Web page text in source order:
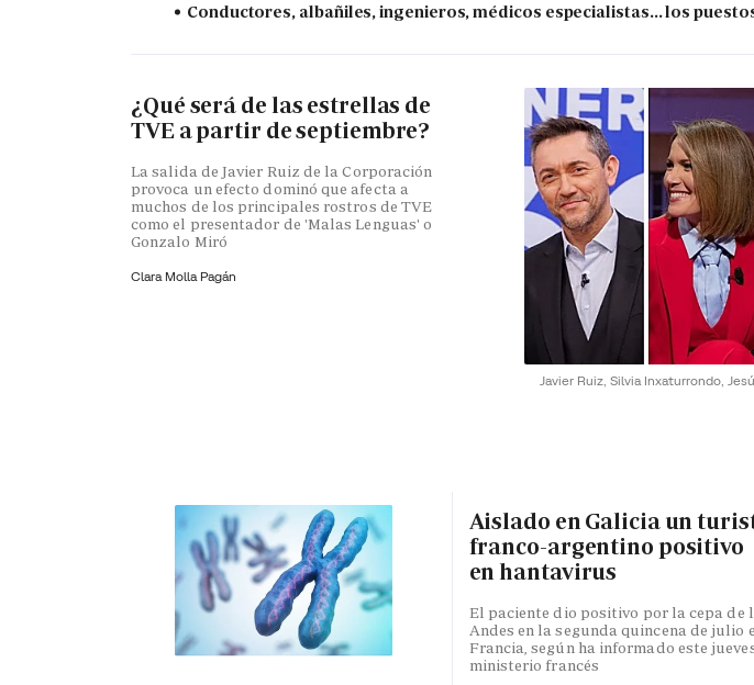
Conductores, albañiles, ingenieros, médicos especialistas... los
Javier Ruiz, Silvia Inxaturrondo,
¿Qué será de las estrellas de
TVE a partir de septiembre?
La salida de Javier Ruiz de la Corporación
provoca un efecto dominó que afecta a
muchos de los principales rostros de TVE
como el presentador de 'Malas Lenguas' o
Gonzalo Miró
Clara Molla Pagán
Aislado en Galicia un
franco-argentino positivo
en hantavirus
El paciente dio positivo por la cepa de
Andes en la segunda quincena de julio
Francia, según ha informado este
ministerio francés